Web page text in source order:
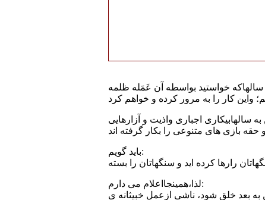
خواستید بواسطه آن عَمَله ظلمه
اجباری واذیت و آزارهایی
باید گویم:
لذا،همینجااعلام می دارم:
بعد خلق شود، ناشی ازعمل خبیثانه ی